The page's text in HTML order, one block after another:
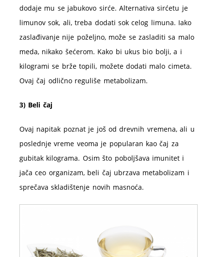
dodaje mu se jabukovo sirće. Alternativa sirćetu je
limunov sok, ali, treba dodati sok celog limuna. Iako
zaslađivanje nije poželjno, može se zasladiti sa malo
meda, nikako šećerom. Kako bi ukus bio bolji, a i
kilogrami se brže topili, možete dodati malo cimeta.
Ovaj čaj odlično reguliše metabolizam.
3) Beli čaj
Ovaj napitak poznat je još od drevnih vremena, ali u
poslednje vreme veoma je popularan kao čaj za
gubitak kilograma. Osim što poboljšava imunitet i
jača ceo organizam, beli čaj ubrzava metabolizam i
sprečava skladištenje novih masnoća.